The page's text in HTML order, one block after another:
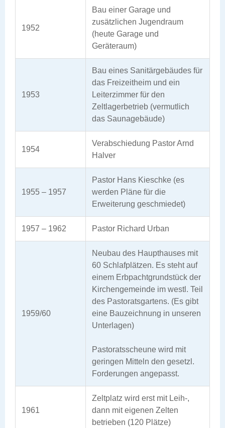
1952
Bau einer Garage und
zusätzlichen Jugendraum
(heute Garage und
Geräteraum)
1953
Bau eines Sanitärgebäudes für
das Freizeitheim und ein
Leiterzimmer für den
Zeltlagerbetrieb (vermutlich
das Saunagebäude)
1954
Verabschiedung Pastor Arnd
Halver
1955 – 1957
Pastor Hans Kieschke (es
werden Pläne für die
Erweiterung geschmiedet)
1957 – 1962 Pastor Richard Urban
1959/60
Neubau des Haupthauses mit
60 Schlafplätzen. Es steht auf
einem Erbpachtgrundstück der
Kirchengemeinde im westl. Teil
des Pastoratsgartens. (Es gibt
eine Bauzeichnung in unseren
Unterlagen)
Pastoratsscheune wird mit
geringen Mitteln den gesetzl.
Forderungen angepasst.
1961
Zeltplatz wird erst mit Leih-,
dann mit eigenen Zelten
betrieben (120 Plätze)